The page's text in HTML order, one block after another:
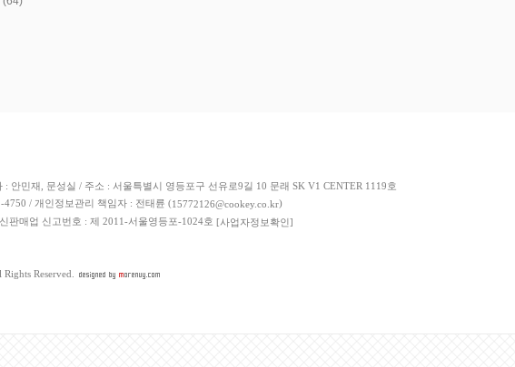
안민재, 문성실 / 주소 : 서울특별시 영등포구 선유로9길 10 문래 SK V1 CENTER 1119호
/ 개인정보관리 책임자 : 전태륜 (15772126@cookey.co.kr)
판매업 신고번호 : 제 2011-서울영등포-1024호 [사업자정보확인]
Rights Reserved.